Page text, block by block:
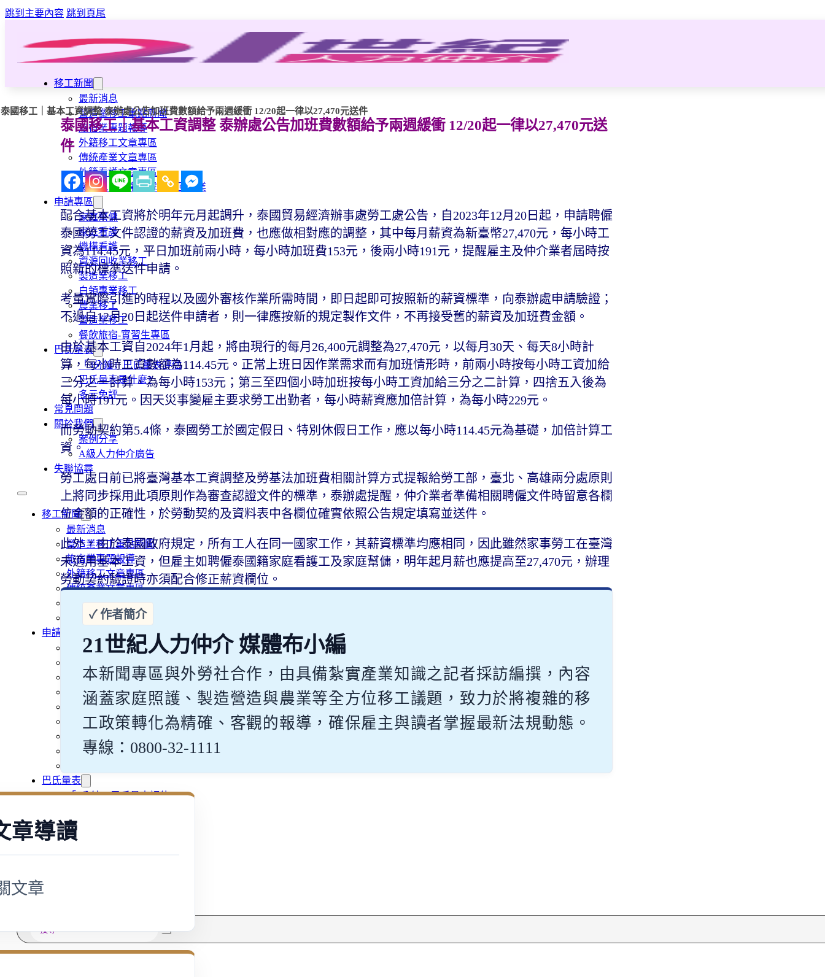
跳到主要內容 跳到頁尾
移工新聞
最新消息
營造業移工重點新聞
旅宿業專題報導
外籍移工文章專區
傳統產業文章專區
外籍看護文章專區
懶人包｜廢棄物處理與回收業
申請專區
家庭幫傭
家庭看護
機構看護
資源回收業移工
製造業移工
白領專業移工
農業移工
營造業移工
餐飲旅宿-實習生專區
巴氏量表
「3分鐘」巴氏量表評估
巴氏量表是什麼?
多元免評
常見問題
關於我們
案例分享
A級人力仲介廣告
失聯協尋
移工新聞
最新消息
營造業移工重點新聞
旅宿業專題報導
外籍移工文章專區
傳統產業文章專區
外籍看護文章專區
懶人包｜廢棄物處理與回收業
申請專區
家庭幫傭
機構看護
資源回收業移工
製造業移工
白領專業移工
營造業移工
巴氏量表
「3分鐘」巴氏量表評估
多元免評
常見問題
泰國移工｜基本工資調整 泰辦處公告加班費數額給予兩週緩衝 12/20起一律以27,470元送件
泰國移工｜基本工資調整 泰辦處公告加班費數額給予兩週緩衝 12/20起一律以27,470元送
件
配合基本工資將於明年元月起調升，泰國貿易經濟辦事處勞工處公告，自2023年12月20日起，申請聘僱
泰國勞工文件認證的薪資及加班費，也應做相對應的調整，其中每月薪資為新臺幣27,470元，每小時工
資為114.45元，平日加班前兩小時，每小時加班費153元，後兩小時191元，提醒雇主及仲介業者屆時按
照新的標準送件申請。
考量實際引進的時程以及國外審核作業所需時間，即日起即可按照新的薪資標準，向泰辦處申請驗證；
不過自12月20日起送件申請者，則一律應按新的規定製作文件，不再接受舊的薪資及加班費金額。
由於基本工資自2024年1月起，將由現行的每月26,400元調整為27,470元，以每月30天、每天8小時計
算，每小時工資數額為114.45元。正常上班日因作業需求而有加班情形時，前兩小時按每小時工資加給
三分之一計算，為每小時153元；第三至四個小時加班按每小時工資加給三分之二計算，四捨五入後為
每小時191元。因天災事變雇主要求勞工出勤者，每小時薪資應加倍計算，為每小時229元。
而勞動契約第5.4條，泰國勞工於國定假日、特別休假日工作，應以每小時114.45元為基礎，加倍計算工
資。
勞工處日前已將臺灣基本工資調整及勞基法加班費相關計算方式提報給勞工部，臺北、高雄兩分處原則
上將同步採用此項原則作為審查認證文件的標準，泰辦處提醒，仲介業者準備相關聘僱文件時留意各欄
位金額的正確性，於勞動契約及資料表中各欄位確實依照公告規定填寫並送件。
此外，由於泰國政府規定，所有工人在同一國家工作，其薪資標準均應相同，因此雖然家事勞工在臺灣
未適用基本工資，但雇主如聘僱泰國籍家庭看護工及家庭幫傭，明年起月薪也應提高至27,470元，辦理
勞動契約驗證時亦須配合修正薪資欄位。
21世紀人力仲介 媒體布小編
本新聞專區與外勞社合作，由具備紮實產業知識之記者採訪編撰，內容
涵蓋家庭照護、製造營造與農業等全方位移工議題，致力於將複雜的移
工政策轉化為精確、客觀的報導，確保雇主與讀者掌握最新法規動態。
專線：0800-32-1111
章導讀
文章